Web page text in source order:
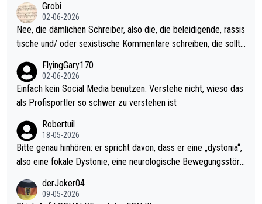
ohl wenig WDF Turniere spielen. Dies war bei Archie Self letzt
es Jahr der Fall. Er musste als amtierender Weltmeister durch
den Qualifier und ich glaube kaum, dass Mitchel sich das (in Ve
el hat.
Grobi
02-06-2026
Nee, die dämlichen Schreiber, also die, die beleidigende, rassis
tische und/ oder sexistische Kommentare schreiben, die sollte
s Leben in den Griff kriegen. Nur eins wundert mich: Luke Little
r war doch neulich erst derjenige, der über Social Media GvV p
rovoziert hat. Und Littlers Mutter schießt öfters mal gegen Ric
FlyingGary170
02-06-2026
Einfach kein Social Media benutzen. Verstehe nicht, wieso das
als Profisportler so schwer zu verstehen ist
Robertuil
18-05-2026
Bitte genau hinhören: er spricht davon, dass er eine „dystonia“,
also eine fokale Dystonie, eine neurologische Bewegungsstöru
erden, im Arm hat. Und, dass Medikamente ihm helfen! Ich glau
derJoker04
09-05-2026